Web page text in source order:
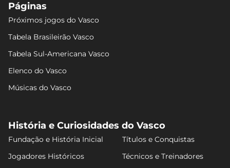
Páginas
Próximos jogos do Vasco
Tabela Brasileirão Vasco
Tabela Sul-Americana Vasco
Elenco do Vasco
Músicas do Vasco
História e Curiosidades do Vasco
Fundação e História Inicial
Títulos e Conquistas
Jogadores Históricos
Técnicos e Treinadores